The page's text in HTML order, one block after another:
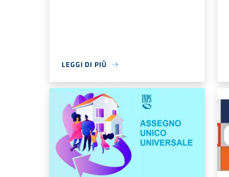
LEGGI DI PIÙ